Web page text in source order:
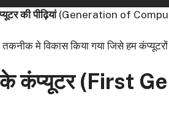
की पीढ़ियां(Generation of
तकनीक मे विकास किया गया जिसे हम
के कंप्यूटर (First